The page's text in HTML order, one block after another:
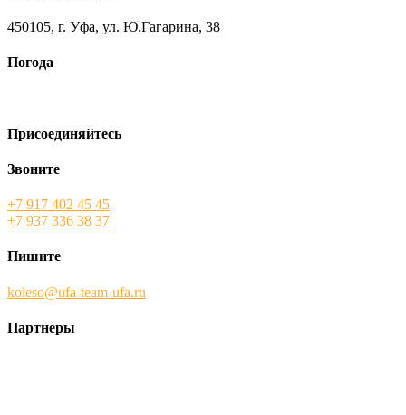
450105, г. Уфа, ул. Ю.Гагарина, 38
Погода
Присоединяйтесь
Звоните
+7 917 402 45 45
+7 937 336 38 37
Пишите
koleso@ufa-team-ufa.ru
Партнеры